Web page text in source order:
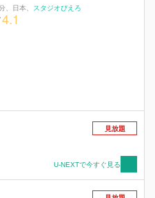
日本 スタジオぴえろ
4.1
見放題
U-NEXTで今すぐ見る